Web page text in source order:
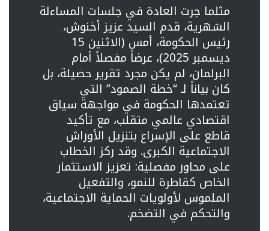
مثلما جرت العادة في جلسات المساءلة
الشهرية، قدم السيد عزيز أخنوش،
رئيس الحكومة، أمس (الاثنين 15
ديسمبر 2025)، عرضاً مفصلاً أمام
البرلمان، لم يكن مجرد تقرير حصيلة، بل
كان بياناً لـ “خطة الصمود” التي
تعتمدها الحكومة في مواجهة سياق
اقتصادي عالمي متقلب، مع تأكيد
قاطع على الإسراع بتنزيل الأوراش
الاجتماعية الكبرى. وقد ركز الخطاب
على محاور مفصلية: تعزيز الاستثمار
الخاص كقاطرة للنمو، والتفعيل
الملموس لأولويات الحماية الاجتماعية،
والتحكم في التضخم.